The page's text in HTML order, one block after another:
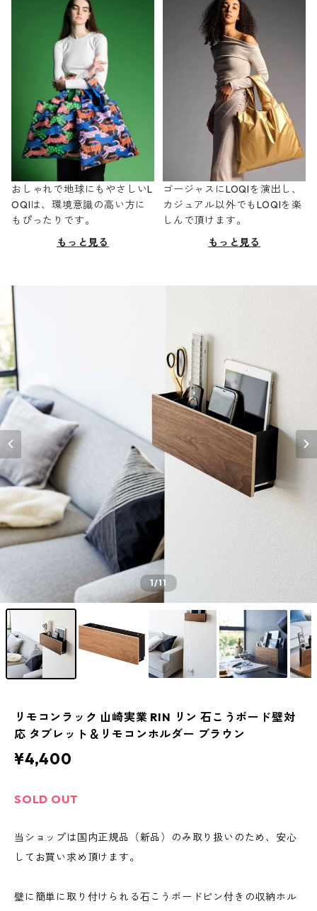
おしゃれで地球にもやさしいL
OQIは、環境意識の高い方に
もぴったりです。
もっと見る
ゴージャスにLOQIを演出し、
カジュアル以外でもLOQIを楽
しんで頂けます。
もっと見る
1/11
リモコンラック 山崎実業 RIN リン 石こうボード壁対
応 タブレット＆リモコンホルダー ブラウン
¥4,400
SOLD OUT
当ショップは国内正規品（新品）のみ取り扱いのため、安心
してお買い求め頂けます。
壁に簡単に取り付けられる石こうボードピン付きの収納ホル